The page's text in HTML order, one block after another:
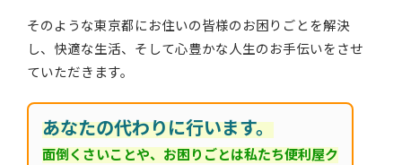
そのような東京都にお住いの皆様のお困りごとを解決
し、快適な生活、そして心豊かな人生のお手伝いをさせ
ていただきます。
あなたの代わりに行います。
面倒くさいことや、お困りごとは私たち便利屋ク